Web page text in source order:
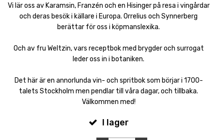
Vi lär oss av Karamsin, Franzén och en Hisinger på resa i vingårdar
och deras besök i källare i Europa. Orrelius och Synnerberg
berättar för oss i köpmanslexika.
Och av fru Weltzin, vars receptbok med brygder och surrogat
leder oss in i botaniken.
Det här är en annorlunda vin- och spritbok som börjar i 1700-
talets Stockholm men pendlar till våra dagar, och tillbaka.
Välkommen med!
I lager